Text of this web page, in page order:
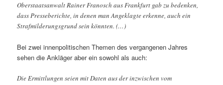
Oberstaatsanwalt Rainer Franosch aus Frankfurt gab zu bedenken,
dass Presseberichte, in denen man Angeklagte erkenne, auch ein
Strafmilderungsgrund sein könnten. (…)
Bei zwei innenpolitischen Themen des vergangenen Jahres
sehen die Ankläger aber ein sowohl als auch:
Die Ermittlungen seien mit Daten aus der inzwischen vom